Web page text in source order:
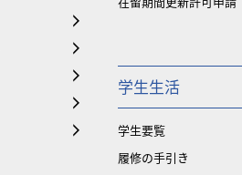
学生生活
学生要覧
履修の手引き